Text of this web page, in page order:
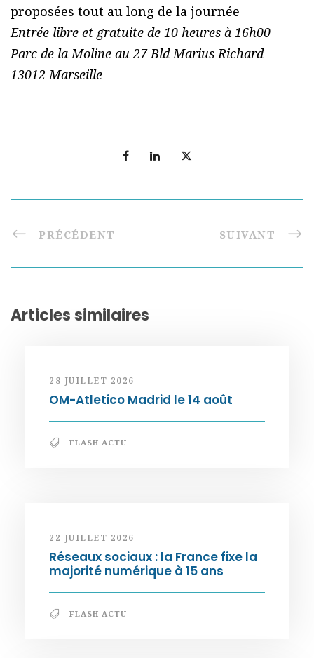
proposées tout au long de la journée
Entrée libre et gratuite de 10 heures à 16h00 –
Parc de la Moline au 27 Bld Marius Richard –
13012 Marseille
PRÉCÉDENT SUIVANT
Articles similaires
28 JUILLET 2026
OM-Atletico Madrid le 14 août
FLASH ACTU
22 JUILLET 2026
Réseaux sociaux : la France fixe la
majorité numérique à 15 ans
FLASH ACTU